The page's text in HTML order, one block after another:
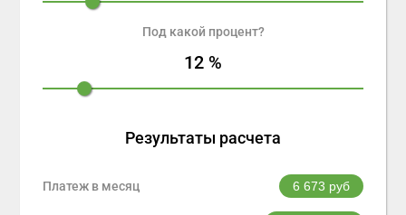
Под какой процент?
12 %
Результаты расчета
Платеж в месяц 6 673 руб